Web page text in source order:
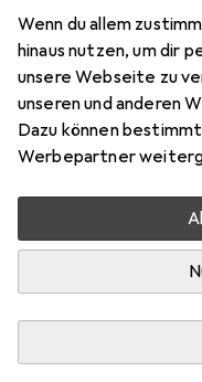
Wenn du allem
hinaus nutzen, um dir
unsere Webseite zu
unseren und anderen
Dazu können
Werbepartner
Zubehör für
Engadiner Hochjagd
Schreibtisch